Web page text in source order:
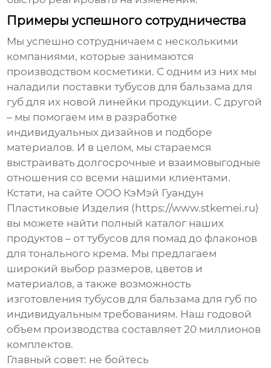
Примеры успешного сотрудничества
Мы успешно сотрудничаем с несколькими
компаниями, которые занимаются
производством косметики. С одним из них мы
наладили поставкитубусов для бальзама для
губ для их новой линейки продукции. С другой
– мы помогаем им в разработке
индивидуальных дизайнов и подборе
материалов. И в целом, мы стараемся
выстраивать долгосрочные и взаимовыгодные
отношения со всеми нашими клиентами.
Кстати, на сайте ООО КэМэй Гуандун
Пластиковые Изделия (https://www.stkemei.ru)
вы можете найти полный каталог наших
продуктов – оттубусов для помад до флаконов
для тонального крема. Мы предлагаем
широкий выбор размеров, цветов и
материалов, а также возможность
изготовлениятубусов для бальзама для губ по
индивидуальным требованиям. Наш годовой
объем производства составляет 20 миллионов
комплектов.
Главный совет: не бойтесь